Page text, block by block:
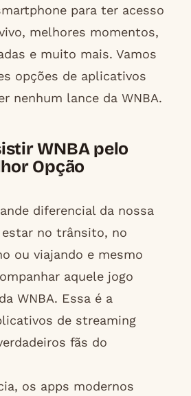
para ter acesso
melhores momentos,
e muito mais. Vamos
opções de aplicativos
nenhum lance da WNBA.
WNBA pelo
Opção
diferencial da nossa
no trânsito, no
ou viajando e mesmo
aquele jogo
WNBA. Essa é a
de streaming
fãs do
os apps modernos